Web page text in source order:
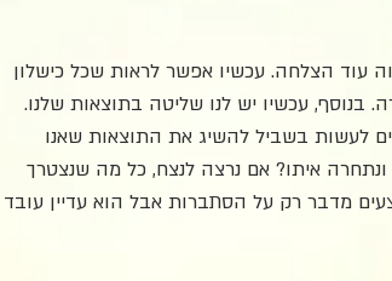
עוד הצלחה. עכשיו אפשר לראות שכל כישלון
עכשיו יש לנו שליטה בתוצאות שלנו.
לעשות בשביל להשיג את התוצאות שאנו
מעוניינים בהם. מה אם מישהו אחר מצליח 9 פעמים מתוך 10 ונתחרה איתו? אם נרצה לנצח, כל מה שנצטרך
10. כמובן, חוק הממוצעים מדבר רק על הסתברות אבל הוא עדיין עובד